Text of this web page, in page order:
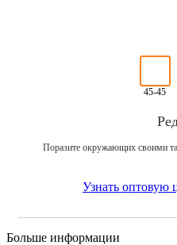
45-45
Поразите окружающих своими
Узнать оптовую
Больше информации